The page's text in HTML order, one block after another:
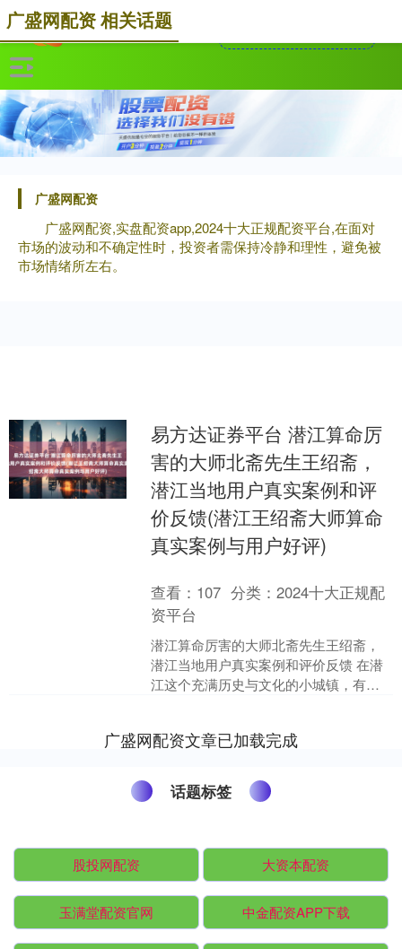
广盛网配资
广盛网配资,实盘配资app,2024十大正规配资平台,在面对
市场的波动和不确定性时，投资者需保持冷静和理性，避免被
市场情绪所左右。
广盛网配资 相关话题
易方达证券平台 潜江算命厉
害的大师北斋先生王绍斋，
潜江当地用户真实案例和评
价反馈(潜江王绍斋大师算命
真实案例与用户好评)
查看： 107 分类：2024十大正规配
资平台
潜江算命厉害的大师北斋先生王绍斋，
潜江当地用户真实案例和评价反馈 在潜
江这个充满历史与文化的小城镇，有一
广盛网配资文章已加载完成
话题标签
股投网配资 大资本配资
玉满堂配资官网 中金配资APP下载